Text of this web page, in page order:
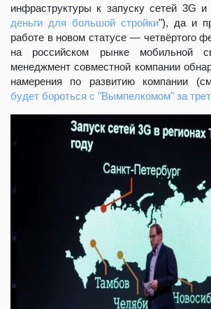
инфраструктуры к запуску сетей 3G
деньги для большой стройки"), да и
работе в новом статусе — четвёртого
на российском рынке мобильной
менеджмент совместной компании
намерения по развитию компании
будет бороться с "Вымпелкомом" за